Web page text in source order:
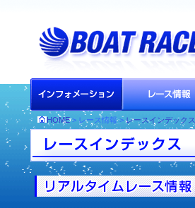
HOME> レース情報 >レースインデックス